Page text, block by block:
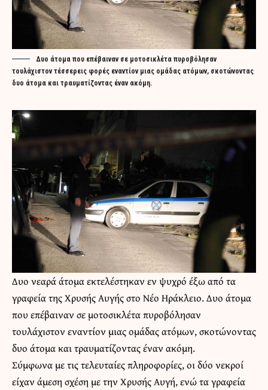
Δυο άτομα που επέβαιναν σε μοτοσικλέτα πυροβόλησαν
τουλάχιστον τέσσερεις φορές εναντίον μιας ομάδας ατόμων, σκοτώνοντας
δυο άτομα και τραυματίζοντας έναν ακόμη.
Δυο νεαρά άτομα εκτελέστηκαν εν ψυχρό έξω από τα
γραφεία της Χρυσής Αυγής στο Νέο Ηράκλειο. Δυο άτομα
που επέβαιναν σε μοτοσικλέτα πυροβόλησαν
τουλάχιστον εναντίον μιας ομάδας ατόμων, σκοτώνοντας
δυο άτομα και τραυματίζοντας έναν ακόμη.
Σύμφωνα με τις τελευταίες πληροφορίες, οι δύο νεκροί
είχαν άμεση σχέση με την Χρυσής Αυγή, ενώ τα γραφεία